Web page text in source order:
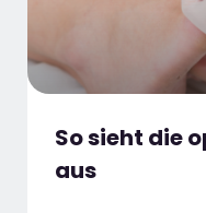
So sieht die
aus